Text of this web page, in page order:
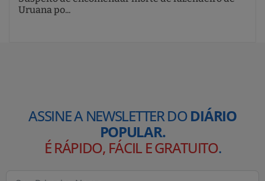
Uruana po...
ASSINE A NEWSLETTER DODIÁRIO
POPULAR.
É RÁPIDO, FÁCIL E GRATUITO.